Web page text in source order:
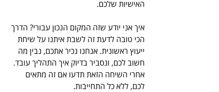
האישיות שלכם.
איך אני יודע שזה המקום הנכון עבורי? הדרך
הכי טובה לדעת זה לשבת איתנו על שיחת
ייעוץ ראשונית. אנחנו נכיר אתכם, נבין מה
חשוב לכם, ונסביר בדיוק איך התהליך עובד.
אחרי השיחה הזאת תדעו אם זה מתאים
לכם, ללא כל התחייבות.